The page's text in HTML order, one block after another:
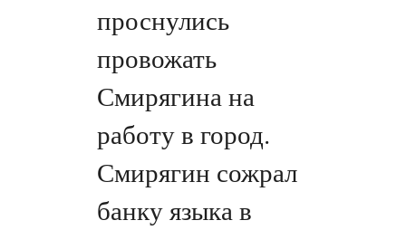
проснулись
провожать
Смирягина на
работу в город.
Смирягин сожрал
банку языка в